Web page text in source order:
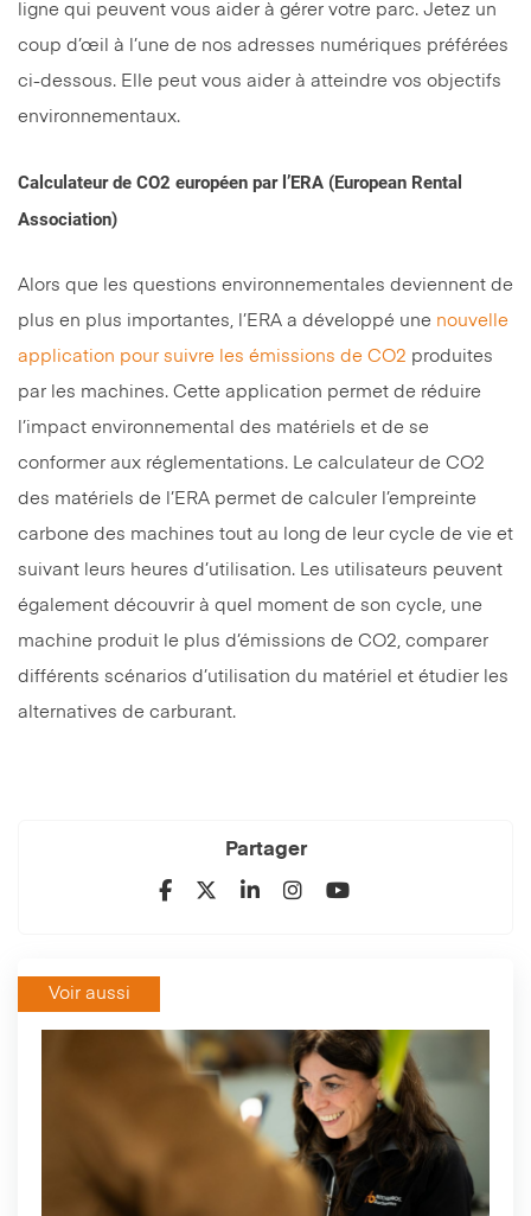
ligne qui peuvent vous aider à gérer votre parc. Jetez un
coup d’œil à l’une de nos adresses numériques préférées
ci-dessous. Elle peut vous aider à atteindre vos objectifs
environnementaux.
Calculateur de CO2 européen par l’ERA (European Rental
Association)
Alors que les questions environnementales deviennent de
plus en plus importantes, l’ERA a développé une nouvelle
application pour suivre les émissions de CO2 produites
par les machines. Cette application permet de réduire
l’impact environnemental des matériels et de se
conformer aux réglementations. Le calculateur de CO2
des matériels de l’ERA permet de calculer l’empreinte
carbone des machines tout au long de leur cycle de vie et
suivant leurs heures d’utilisation. Les utilisateurs peuvent
également découvrir à quel moment de son cycle, une
machine produit le plus d’émissions de CO2, comparer
différents scénarios d’utilisation du matériel et étudier les
alternatives de carburant.
Partager
Voir aussi